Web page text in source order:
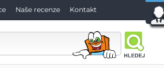
Naše recenze Kontakt